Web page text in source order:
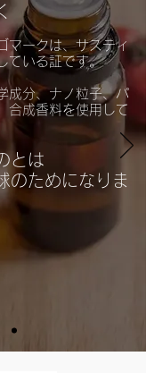
マークは、サスティ
ている証です。
成分、ナノ粒子、パ
合成香料を使用して
とは
のためになりま